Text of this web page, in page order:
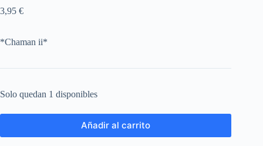
3,95 €
*Chaman ii*
Solo quedan 1 disponibles
Añadir al carrito